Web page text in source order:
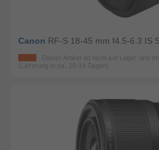
Canon RF-S 18-45 mm f4.5-6.3 IS
Dieser Artikel ist nicht auf Lager und
(Lieferung in ca. 10-14 Tagen)